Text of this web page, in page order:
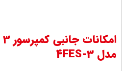
مدل 4FES-3